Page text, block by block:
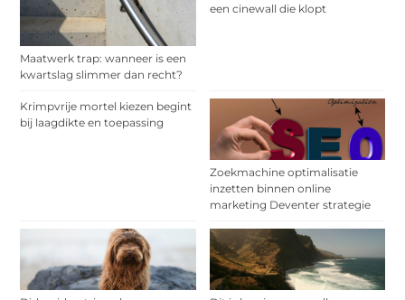
Maatwerk trap: wanneer is een
kwartslag slimmer dan recht?
een cinewall die klopt
Krimpvrije mortel kiezen begint
bij laagdikte en toepassing
Zoekmachine optimalisatie
inzetten binnen online
marketing Deventer strategie